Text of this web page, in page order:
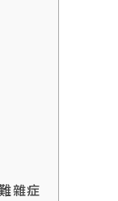
雜症